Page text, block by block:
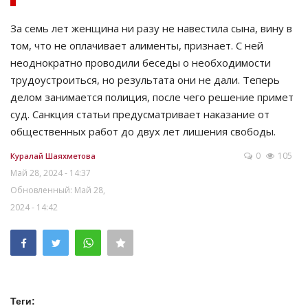
За семь лет женщина ни разу не навестила сына, вину в
том, что не оплачивает алименты, признает. С ней
неоднократно проводили беседы о необходимости
трудоустроиться, но результата они не дали. Теперь
делом занимается полиция, после чего решение примет
суд. Санкция статьи предусматривает наказание от
общественных работ до двух лет лишения свободы.
Куралай Шаяхметова
Май 28, 2024 - 14:37
Обновленный: Май 28,
2024 - 14:42
0 105
Теги: